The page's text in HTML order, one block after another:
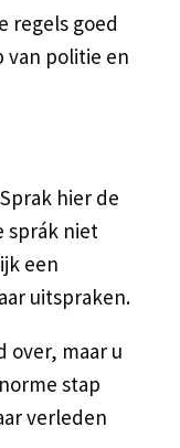
regels goed
van politie en
hier de
sprák niet
een
uitspraken.
over, maar u
stap
verleden